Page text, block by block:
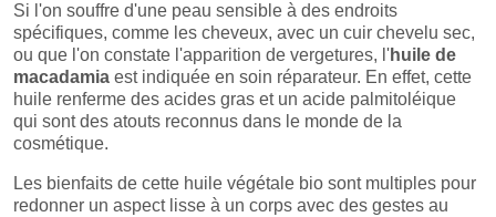
Si l'on souffre d'une peau sensible à des endroits
spécifiques, comme les cheveux, avec un cuir chevelu sec,
ou que l'on constate l'apparition de vergetures, l'huile de
macadamia est indiquée en soin réparateur. En effet, cette
huile renferme des acides gras et un acide palmitoléique
qui sont des atouts reconnus dans le monde de la
cosmétique.
Les bienfaits de cette huile végétale bio sont multiples pour
redonner un aspect lisse à un corps avec des gestes au